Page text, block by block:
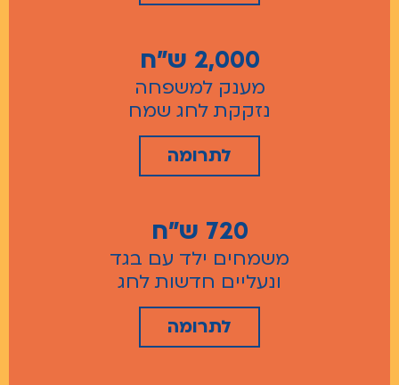
2,000 ש"ח
מענק למשפחה
נזקקת לחג שמח
לתרומה
720 ש"ח
משמחים ילד עם בגד
ונעליים חדשות לחג
לתרומה